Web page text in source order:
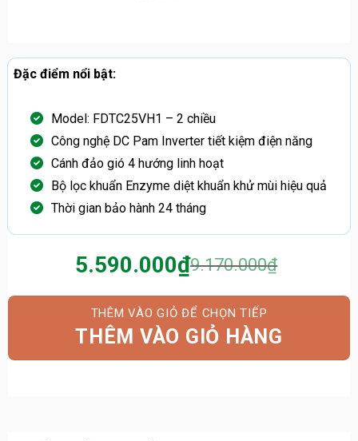
Đặc điểm nổi bật:
Model: FDTC25VH1 – 2 chiều
Công nghệ DC Pam Inverter tiết kiệm điện năng
Cánh đảo gió 4 hướng linh hoạt
Bộ lọc khuẩn Enzyme diệt khuẩn khử mùi hiệu quả
Thời gian bảo hành 24 tháng
9.170.000₫
Giá
gốc
là:
9.170.000₫.
5.590.000₫
Giá
hiện
tại
là:
5.590.000₫.
THÊM VÀO GIỎ HÀNG